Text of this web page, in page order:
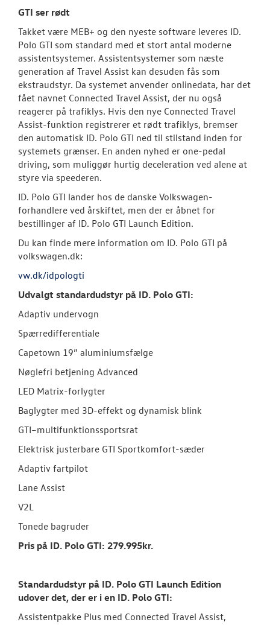
GTI ser rødt
Takket være MEB+ og den nyeste software leveres ID.
Polo GTI som standard med et stort antal moderne
assistentsystemer. Assistentsystemer som næste
generation af Travel Assist kan desuden fås som
ekstraudstyr. Da systemet anvender onlinedata, har det
fået navnet Connected Travel Assist, der nu også
reagerer på trafiklys. Hvis den nye Connected Travel
Assist-funktion registrerer et rødt trafiklys, bremser
den automatisk ID. Polo GTI ned til stilstand inden for
systemets grænser. En anden nyhed er one-pedal
driving, som muliggør hurtig deceleration ved alene at
styre via speederen.
ID. Polo GTI lander hos de danske Volkswagen-
forhandlere ved årskiftet, men der er åbnet for
bestillinger af ID. Polo GTI Launch Edition.
Du kan finde mere information om ID. Polo GTI på
volkswagen.dk:
vw.dk/idpologti
Udvalgt standardudstyr på ID. Polo GTI:
Adaptiv undervogn
Spærredifferentiale
Capetown 19” aluminiumsfælge
Nøglefri betjening Advanced
LED Matrix-forlygter
Baglygter med 3D-effekt og dynamisk blink
GTI–multifunktionssportsrat
Elektrisk justerbare GTI Sportkomfort-sæder
Adaptiv fartpilot
Lane Assist
V2L
Tonede bagruder
Pris på ID. Polo GTI: 279.995kr.
Standardudstyr på ID. Polo GTI Launch Edition
udover det, der er i en ID. Polo GTI:
Assistentpakke Plus med Connected Travel Assist,